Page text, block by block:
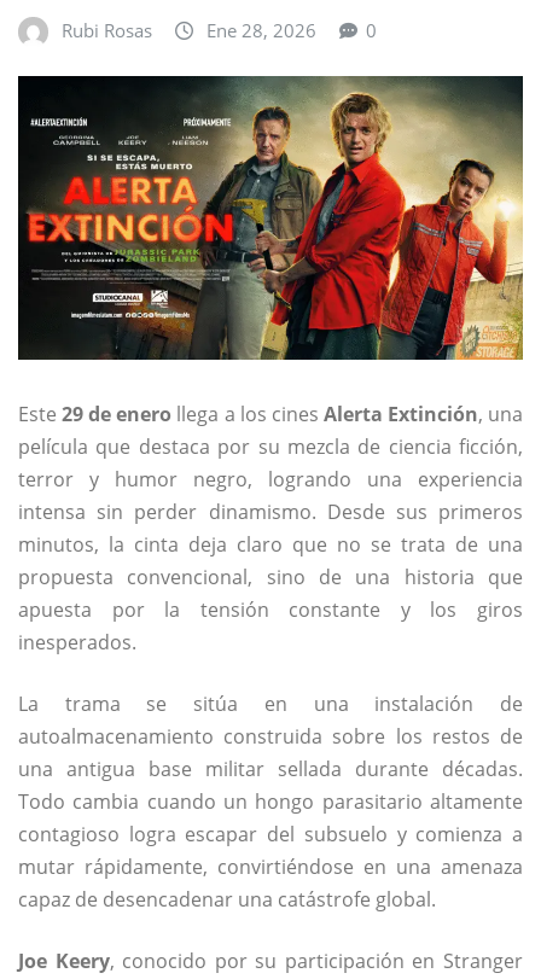
Rubi Rosas Ene 28, 2026 0
Este29 de enero llega a los cines Alerta Extinción, una
película que destaca por su mezcla de ciencia ficción,
terror y humor negro, logrando una experiencia
intensa sin perder dinamismo. Desde sus primeros
minutos, la cinta deja claro que no se trata de una
propuesta convencional, sino de una historia que
apuesta por la tensión constante y los giros
inesperados.
La trama se sitúa en una instalación de
autoalmacenamiento construida sobre los restos de
una antigua base militar sellada durante décadas.
Todo cambia cuando un hongo parasitario altamente
contagioso logra escapar del subsuelo y comienza a
mutar rápidamente, convirtiéndose en una amenaza
capaz de desencadenar una catástrofe global.
Joe Keery, conocido por su participación en Stranger